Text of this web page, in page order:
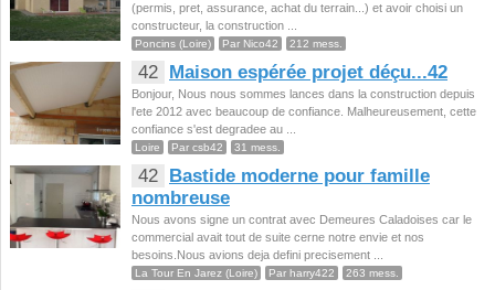
(permis, pret, assurance, achat du terrain...) et avoir choisi un
constructeur, la construction ...
Poncins (Loire) Par Nico42 212 mess.
42 Maison espérée projet déçu...42
Bonjour, Nous nous sommes lances dans la construction depuis
l'ete 2012 avec beaucoup de confiance. Malheureusement, cette
confiance s'est degradee au ...
Loire Par csb42 31 mess.
42
Bastide moderne pour famille
nombreuse
Nous avons signe un contrat avec Demeures Caladoises car le
commercial avait tout de suite cerne notre envie et nos
besoins.Nous avions deja defini precisement ...
La Tour En Jarez (Loire) Par harry422 263 mess.